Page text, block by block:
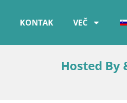
KONTAK VEČ
Hosted By